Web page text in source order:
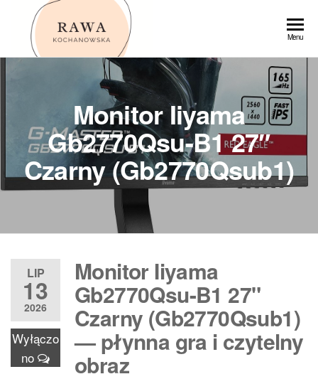
Przejdź
Menu
Monitor Iiyama
Gb2770Qsu-B1 27″
Czarny (Gb2770Qsub1)
LIP
13
2026
Wyłączo
no
Monitor Iiyama
Gb2770Qsu-B1 27"
Czarny (Gb2770Qsub1)
— płynna gra i czytelny
obraz